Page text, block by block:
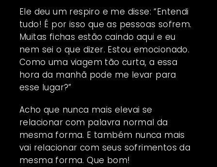
Ele deu um respiro e me disse: “Entendi
tudo! É por isso que as pessoas sofrem.
Muitas fichas estão caindo aqui e eu
nem sei o que dizer. Estou emocionado.
Como uma viagem tão curta, a essa
hora da manhã pode me levar para
esse lugar?”
Acho que nunca mais elevai se
relacionar com palavra normal da
mesma forma. E também nunca mais
vai relacionar com seus sofrimentos da
mesma forma. Que bom!